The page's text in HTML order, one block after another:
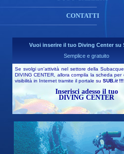
CONTATTI
Vuoi inserire il tuo Diving Center su
Semplice e gratuito
Se svolgi un'attività nel settore della
DIVING CENTER, allora compila la scheda per
visibilità in Internet tramite il portale su SUB .it!!!
Inserisci adesso il tuo
DIVING CENTER